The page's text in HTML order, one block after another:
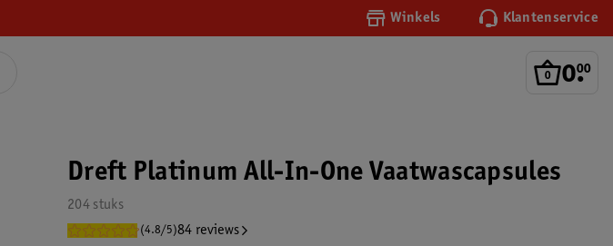
Winkels Klantenservice
0.
00
Dreft Platinum All-In-One Vaatwascapsules
204 stuks
(4.8/5)84 reviews